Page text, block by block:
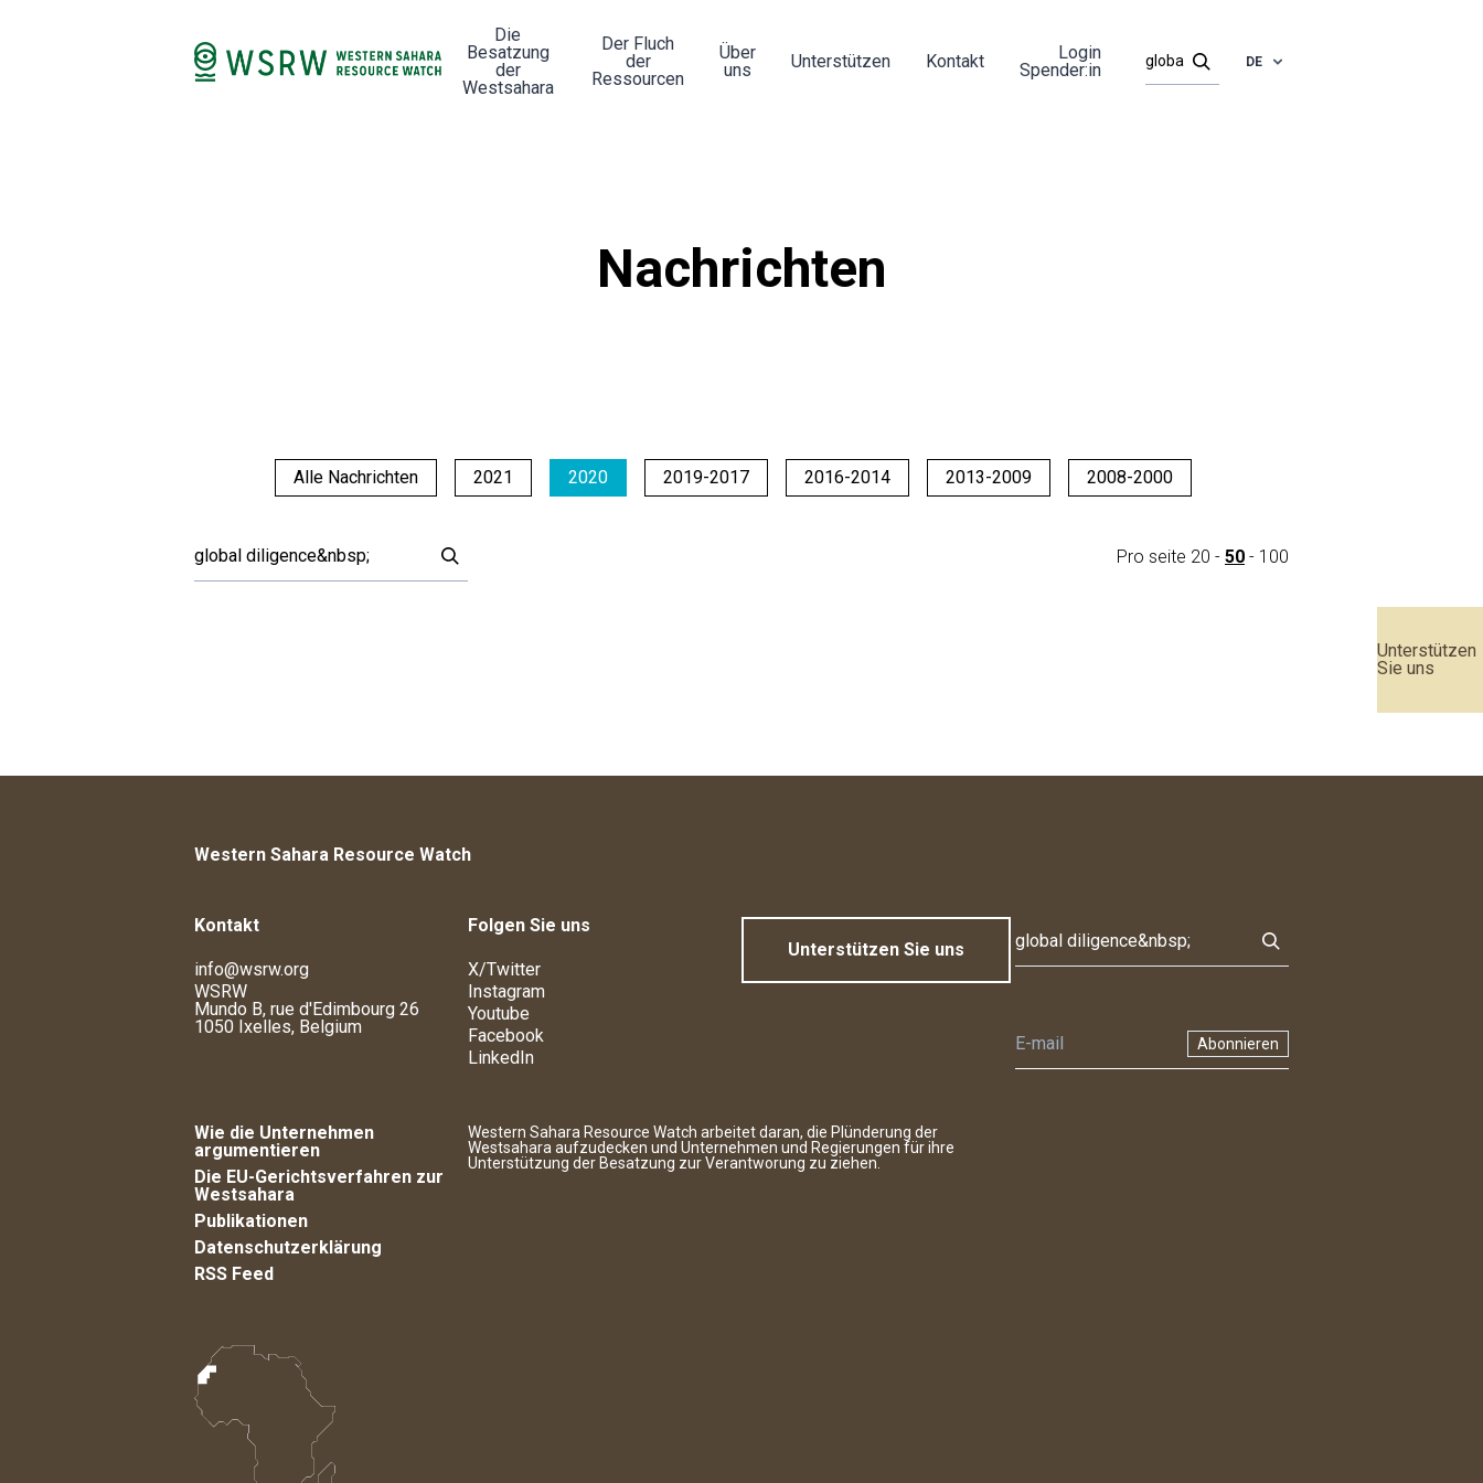
Unterstützen
Sie uns
Die
Besatzung
der
Westsahara
Der Fluch
der
Ressourcen
Über
uns
Unterstützen Kontakt
Login
Spender:in
DE
Nachrichten
Alle Nachrichten 2021 2020 2019-2017 2016-2014 2013-2009 2008-2000
Pro seite 20 - 50 - 100
Western Sahara Resource Watch
Kontakt
info@wsrw.org
WSRW
Mundo B, rue d'Edimbourg 26
1050 Ixelles, Belgium
Folgen Sie uns
X/Twitter
Instagram
Youtube
Facebook
LinkedIn
Unterstützen Sie uns
Abonnieren
Wie die Unternehmen
argumentieren
Die EU-Gerichtsverfahren zur
Westsahara
Publikationen
Datenschutzerklärung
RSS Feed
Western Sahara Resource Watch arbeitet daran, die Plünderung der
Westsahara aufzudecken und Unternehmen und Regierungen für ihre
Unterstützung der Besatzung zur Verantworung zu ziehen.